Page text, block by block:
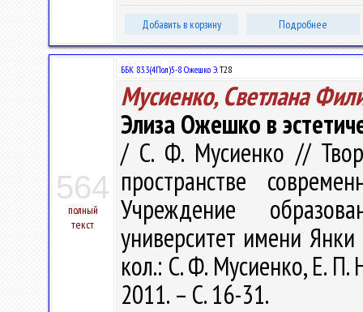
Добавить в корзину Подробнее
564
полный
текст
ББК 83.3(4Пол)5-8 Ожешко Э.Т28
Мусиенко, Светлана
Элиза Ожешко в
/ С. Ф. Мусиенко //
пространстве
Учреждение
университет имени
кол.: С. Ф. Мусиенко, Е. П.
2011. – С. 16-31.